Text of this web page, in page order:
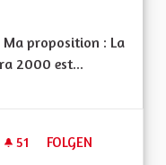
proposition : La
2000 est...
51 51 FOLLOWER
FOLGEN
ZONES NATURA